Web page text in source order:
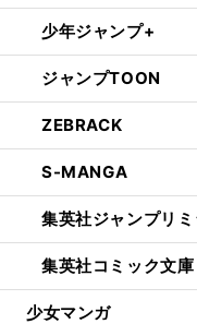
少年ジャンプ+
ジャンプTOON
ZEBRACK
S-MANGA
集英社ジャンプリ
集英社コミック文庫
少女マンガ